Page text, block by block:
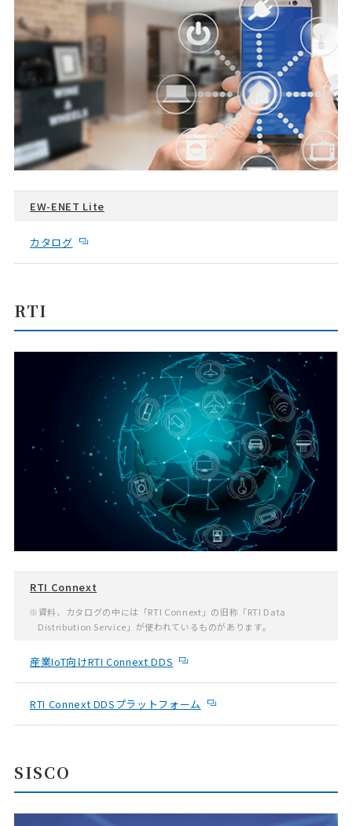
EW-ENET Lite
カタログ
RTI
RTI Connext
※資料、カタログの中には「RTI Connext」の旧称「RTI Data
Distribution Service」が使われているものがあります。
産業IoT向けRTI Connext DDS
RTI Connext DDSプラットフォーム
SISCO